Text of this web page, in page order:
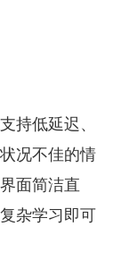
持低延迟、
况不佳的情
面简洁直
杂学习即可